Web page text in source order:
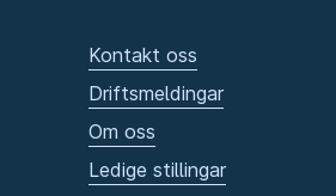
Kontakt oss
Driftsmeldingar
Om oss
Ledige stillingar